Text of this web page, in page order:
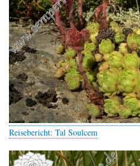
Reisebericht: Tal Soulcem